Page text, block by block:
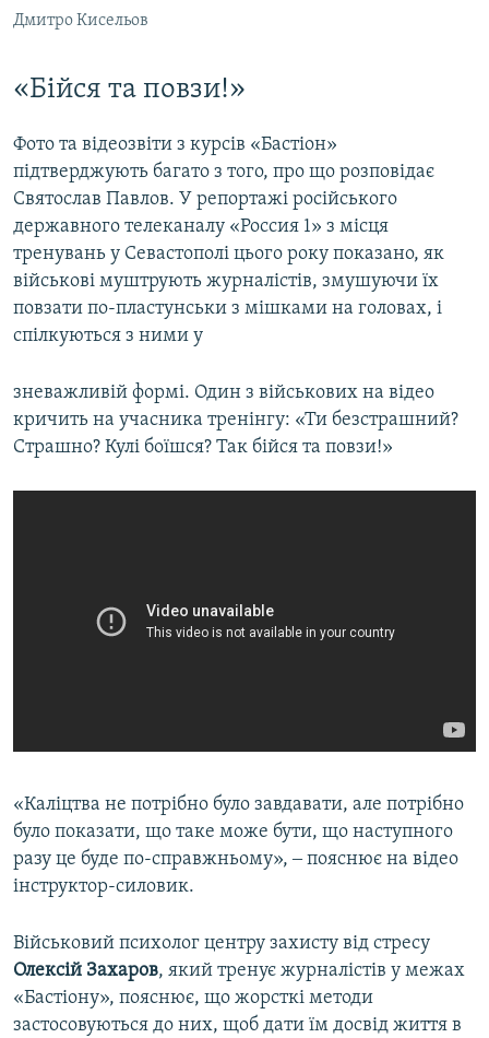
Дмитро Кисельов
«Бійся та повзи!»
Фото та відеозвіти з курсів «Бастіон»
підтверджують багато з того, про що розповідає
Святослав Павлов. У репортажі російського
державного телеканалу «Россия 1» з місця
тренувань у Севастополі цього року показано, як
військові муштрують журналістів, змушуючи їх
повзати по-пластунськи з мішками на головах, і
спілкуються з ними у
зневажливій формі. Один з військових на відео
кричить на учасника тренінгу: «Ти безстрашний?
Страшно? Кулі боїшся? Так бійся та повзи!»
«Каліцтва не потрібно було завдавати, але потрібно
було показати, що таке може бути, що наступного
разу це буде по-справжньому», ‒ пояснює на відео
інструктор-силовик.
Військовий психолог центру захисту від стресу
Олексій Захаров, який тренує журналістів у межах
«Бастіону», пояснює, що жорсткі методи
застосовуються до них, щоб дати їм досвід життя в